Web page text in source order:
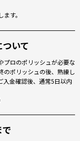
す。
いて
プロのポリッシュが必要な
のポリッシュの後、熟練し
入金確認後、通常5日以内